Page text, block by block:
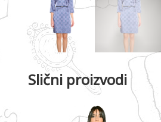
Slični proizvodi